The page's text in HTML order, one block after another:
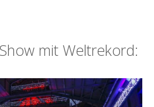
mit Weltrekord: